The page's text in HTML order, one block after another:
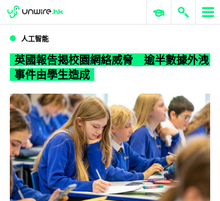
WWDC 2026 ERP 與商業 AI
人工智能
英國報告揭校園網絡威脅 逾半數據外洩
事件由學生造成